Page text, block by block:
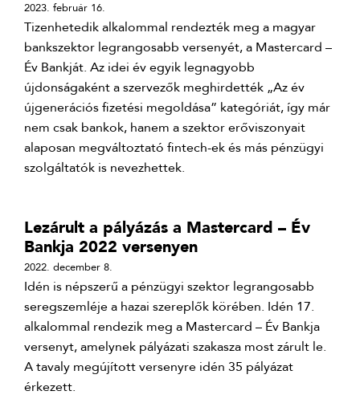
2023. február 16.
Tizenhetedik alkalommal rendezték meg a magyar
bankszektor legrangosabb versenyét, a Mastercard –
Év Bankját. Az idei év egyik legnagyobb
újdonságaként a szervezők meghirdették „Az év
újgenerációs fizetési megoldása” kategóriát, így már
nem csak bankok, hanem a szektor erőviszonyait
alaposan megváltoztató fintech-ek és más pénzügyi
szolgáltatók is nevezhettek.
Lezárult a pályázás a Mastercard – Év
Bankja 2022 versenyen
2022. december 8.
Idén is népszerű a pénzügyi szektor legrangosabb
seregszemléje a hazai szereplők körében. Idén 17.
alkalommal rendezik meg a Mastercard – Év Bankja
versenyt, amelynek pályázati szakasza most zárult le.
A tavaly megújított versenyre idén 35 pályázat
érkezett.